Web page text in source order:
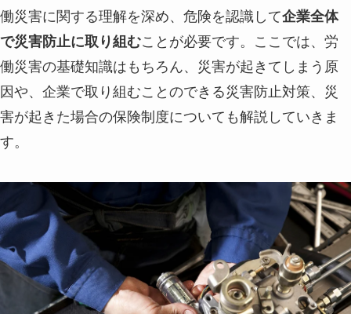
働災害に関する理解を深め、危険を認識して企業全体
で災害防止に取り組むことが必要です。ここでは、労
働災害の基礎知識はもちろん、災害が起きてしまう原
因や、企業で取り組むことのできる災害防止対策、災
害が起きた場合の保険制度についても解説していきま
す。